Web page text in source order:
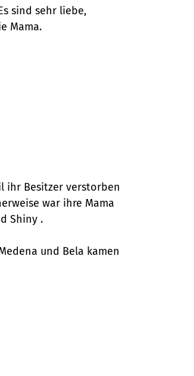
sind sehr liebe,
Mama.
ihr Besitzer verstorben
war ihre Mama
Shiny .
und Bela kamen